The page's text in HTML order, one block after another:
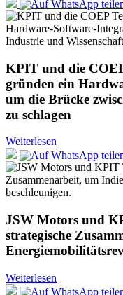
KPIT und die
gründen ein
um die Brücke
zu schlagen
Weiterlesen
JSW Motors und
strategische
Weiterlesen